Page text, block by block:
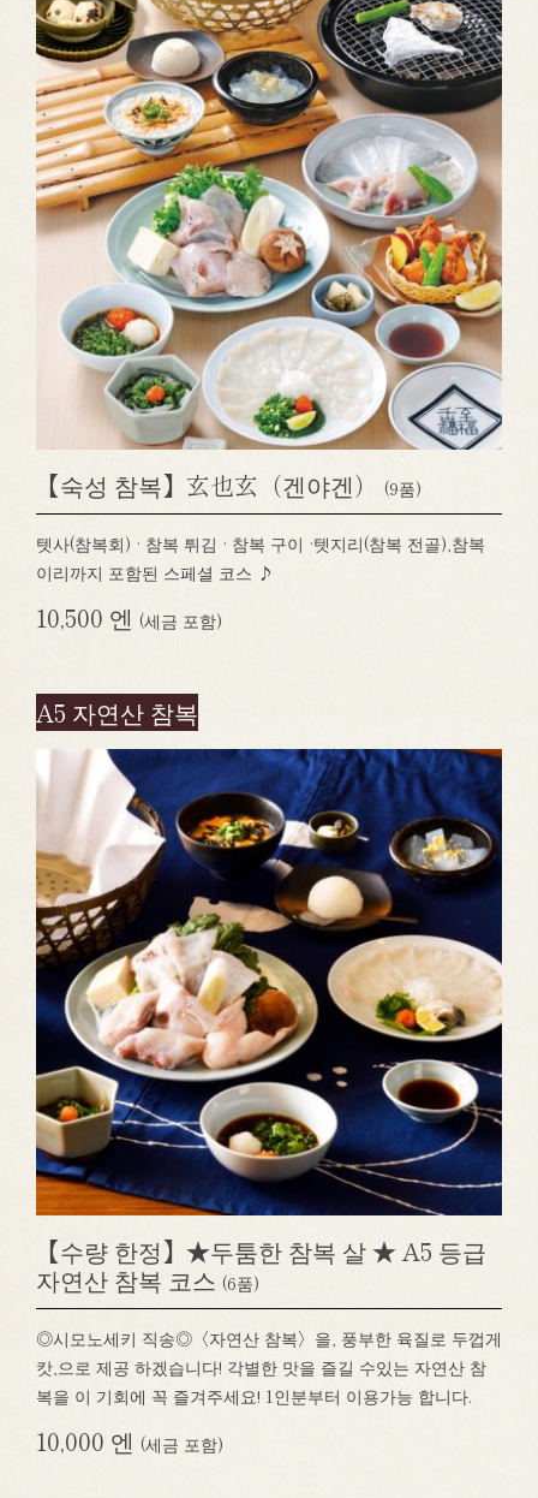
【숙성 참복】玄也玄（겐야겐） (9품)
텟사(참복회) · 참복 튀김 · 참복 구이 ·텟지리(참복 전골),참복
이리까지 포함된 스페셜 코스 ♪
10,500 엔 (세금 포함)
A5 자연산 참복
【수량 한정】★두툼한 참복 살 ★ A5 등급
자연산 참복 코스 (6품)
◎시모노세키 직송◎〈자연산 참복〉을, 풍부한 육질로 두껍게
캇,으로 제공 하겠습니다! 각별한 맛을 즐길 수있는 자연산 참
복을 이 기회에 꼭 즐겨주세요! 1인분부터 이용가능 합니다.
10,000 엔 (세금 포함)